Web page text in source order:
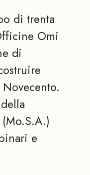
di trenta
Omi
di
e